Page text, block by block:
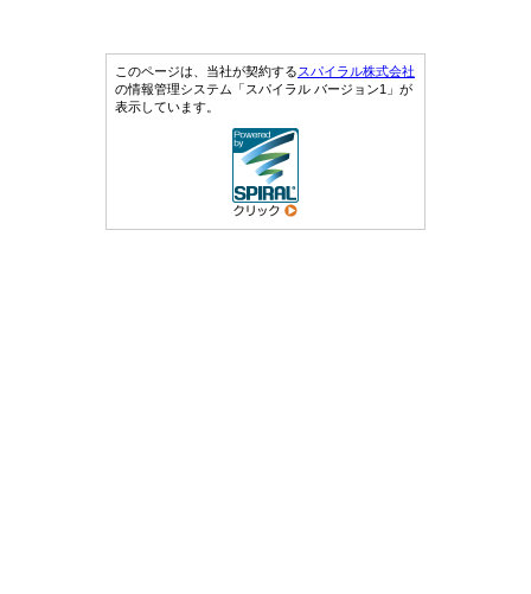
このページは、当社が契約するスパイラル株式会社
の情報管理システム「スパイラル バージョン1」が
表示しています。